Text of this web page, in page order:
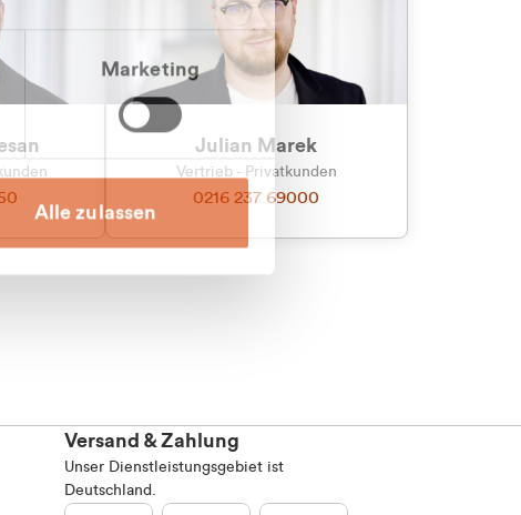
Marketing
Alle zulassen
Julian Marek
Vertrieb - Privatkunden
0216 237 69000
Versand & Zahlung
Unser Dienstleistungsgebiet ist
Deutschland.